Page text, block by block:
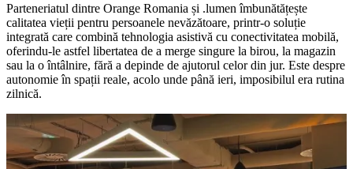
Parteneriatul dintre Orange Romania și .lumen îmbunătățește
calitatea vieții pentru persoanele nevăzătoare, printr-o soluție
integrată care combină tehnologia asistivă cu conectivitatea mobilă,
oferindu-le astfel libertatea de a merge singure la birou, la magazin
sau la o întâlnire, fără a depinde de ajutorul celor din jur. Este despre
autonomie în spații reale, acolo unde până ieri, imposibilul era rutina
zilnică.